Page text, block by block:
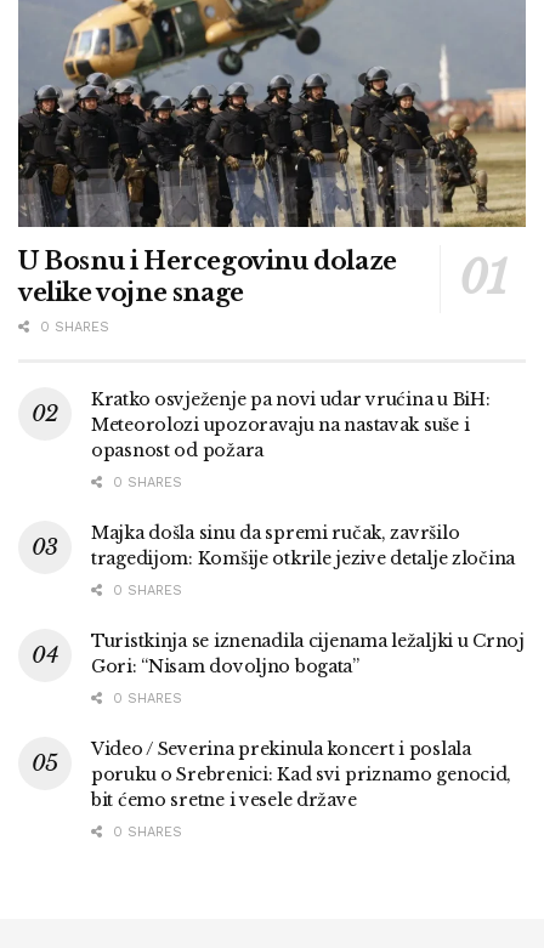
U Bosnu i Hercegovinu dolaze
velike vojne snage
0 SHARES
Kratko osvježenje pa novi udar vrućina u BiH:
Meteorolozi upozoravaju na nastavak suše i
opasnost od požara
0 SHARES
Majka došla sinu da spremi ručak, završilo
tragedijom: Komšije otkrile jezive detalje zločina
0 SHARES
Turistkinja se iznenadila cijenama ležaljki u Crnoj
Gori: “Nisam dovoljno bogata”
0 SHARES
Video / Severina prekinula koncert i poslala
poruku o Srebrenici: Kad svi priznamo genocid,
bit ćemo sretne i vesele države
0 SHARES